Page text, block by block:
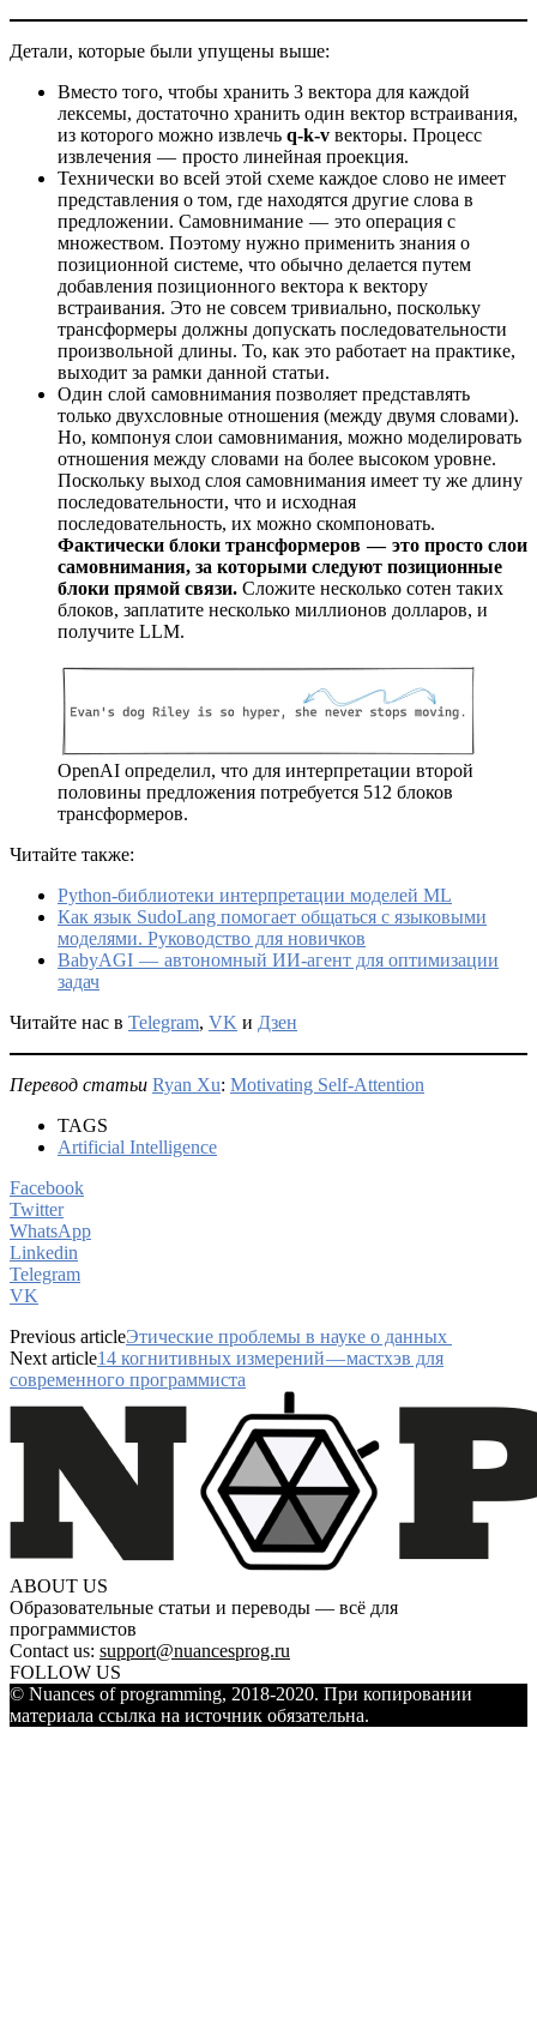
Детали, которые были упущены выше:
Вместо того, чтобы хранить 3 вектора для каждой
лексемы, достаточно хранить один вектор встраивания,
из которого можно извлечь q-k-v векторы. Процесс
извлечения — просто линейная проекция.
Технически во всей этой схеме каждое слово не имеет
представления о том, где находятся другие слова в
предложении. Самовнимание — это операция с
множеством. Поэтому нужно применить знания о
позиционной системе, что обычно делается путем
добавления позиционного вектора к вектору
встраивания. Это не совсем тривиально, поскольку
трансформеры должны допускать последовательности
произвольной длины. То, как это работает на практике,
выходит за рамки данной статьи.
Один слой самовнимания позволяет представлять
только двухсловные отношения (между двумя словами).
Но, компонуя слои самовнимания, можно моделировать
отношения между словами на более высоком уровне.
Поскольку выход слоя самовнимания имеет ту же длину
последовательности, что и исходная
последовательность, их можно скомпоновать.
Фактически блоки трансформеров — это просто слои
самовнимания, за которыми следуют позиционные
блоки прямой связи. Сложите несколько сотен таких
блоков, заплатите несколько миллионов долларов, и
получите LLM.
OpenAI определил, что для интерпретации второй
половины предложения потребуется 512 блоков
трансформеров.
Читайте также:
Python-библиотеки интерпретации моделей ML
Как язык SudoLang помогает общаться с языковыми
моделями. Руководство для новичков
BabyAGI — автономный ИИ-агент для оптимизации
задач
Читайте нас в Telegram, VK и Дзен
Перевод статьи Ryan Xu: Motivating Self-Attention
TAGS
Artificial Intelligence
Facebook
Twitter
WhatsApp
Linkedin
Telegram
VK
Previous articleЭтические проблемы в науке о данных
Next article14 когнитивных измерений — мастхэв для
современного программиста
ABOUT US
Образовательные статьи и переводы — всё для
программистов
Contact us: support@nuancesprog.ru
FOLLOW US
© Nuances of programming, 2018-2020. При копировании
материала ссылка на источник обязательна.